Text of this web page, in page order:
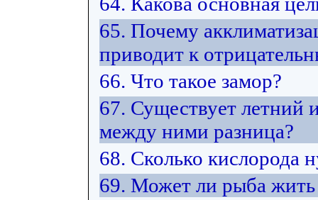
65. Почему
приводит к
66. Что такое замор?
67. Существует летний
между ними разница?
68. Сколько кислорода
69. Может ли рыба жить